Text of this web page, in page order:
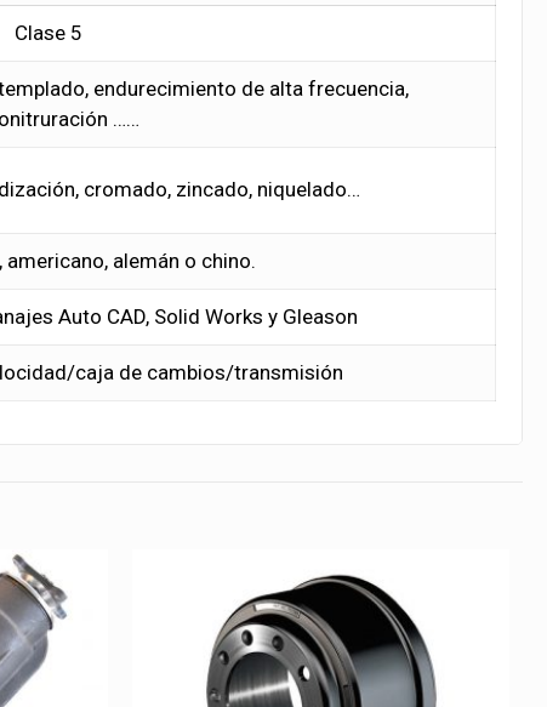
Clase 5
endurecimiento de alta frecuencia,
……
cromado, zincado, niquelado…
americano, alemán o chino.
Auto CAD, Solid Works y Gleason
caja de cambios/transmisión